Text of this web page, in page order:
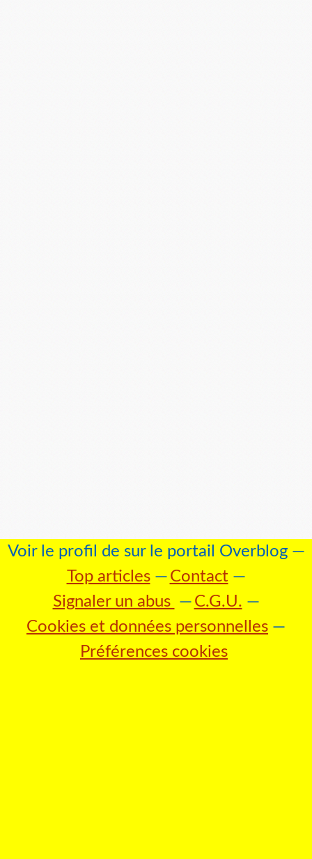
Voir le profil de sur le portail Overblog
Top articles
Contact
Signaler un abus
C.G.U.
Cookies et données personnelles
Préférences cookies